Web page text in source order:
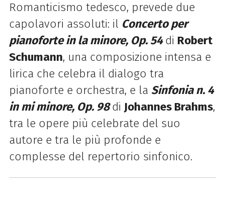
Romanticismo tedesco, prevede due
capolavori assoluti: il Concerto per
pianoforte in laminore, Op. 54 di Robert
Schumann, una composizione intensa e
lirica che celebra il dialogo tra
pianoforte e orchestra, e la Sinfonia n. 4
in mi minore, Op. 98 di Johannes Brahms,
tra le opere più celebrate del suo
autore e tra le più profonde e
complesse del repertorio sinfonico.